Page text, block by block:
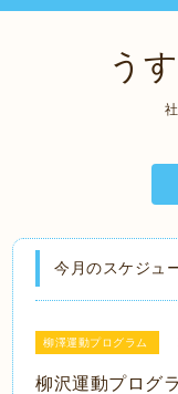
う
今月のスケジュ
柳澤運動プログラム
柳沢運動プログ